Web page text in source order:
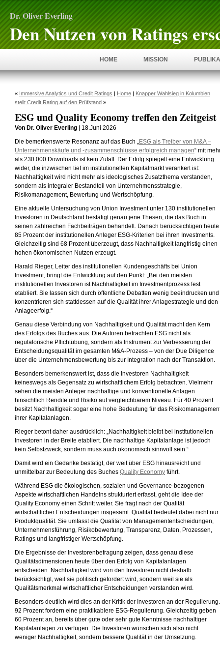
Dr. Oliver Everling
Den Nutzen von Ratings
HOME MISSION
« Immersive Analytics und Credit Ratings | Home | Knapper Wahlsieg in Kolumbien
stellt Credit Rating auf den Prüfstand »
ESG und Quality Economy treffen den Zeitgeist
Von Dr. Oliver Everling | 18.Juni 2026
Die bemerkenswerte Resonanz auf das Buch „
ESG als Treiber von M&A –
Unternehmenskäufe und -zusammenschlüsse erfolgreich managen“ mit
als 230.000 Downloads ist kein Zufall. Der Erfolg spiegelt eine Entwicklung
wider, die inzwischen tief im institutionellen Kapitalmarkt verankert ist:
Nachhaltigkeit wird nicht mehr als ideologisches Zusatzthema verstanden,
sondern als integraler Bestandteil von Unternehmensstrategie,
Risikomanagement, Bewertung und Wertschöpfung.
Eine aktuelle Untersuchung von Union Investment unter 130 institutionellen
Investoren in Deutschland bestätigt genau jene Thesen, die das Buch in
seinen zahlreichen Fachbeiträgen behandelt. Danach berücksichtigen heute
85 Prozent der institutionellen Anleger ESG-Kriterien bei ihren Investments.
Gleichzeitig sind 68 Prozent überzeugt, dass Nachhaltigkeit langfristig einen
hohen ökonomischen Nutzen erzeugt.
Harald Rieger, Leiter des institutionellen Kundengeschäfts bei Union
Investment, bringt die Entwicklung auf den Punkt: „Bei den meisten
institutionellen Investoren ist Nachhaltigkeit im Investmentprozess fest
etabliert. Sie lassen sich durch öffentliche Debatten wenig beeindrucken und
konzentrieren sich stattdessen auf die Qualität ihrer Anlagestrategie und den
Anlageerfolg.“
Genau diese Verbindung von Nachhaltigkeit und Qualität macht den Kern
des Erfolgs des Buches aus. Die Autoren betrachten ESG nicht als
regulatorische Pflichtübung, sondern als Instrument zur Verbesserung der
Entscheidungsqualität im gesamten M&A-Prozess – von der Due Diligence
über die Unternehmensbewertung bis zur Integration nach der Transaktion.
Besonders bemerkenswert ist, dass die Investoren Nachhaltigkeit
keineswegs als Gegensatz zu wirtschaftlichem Erfolg betrachten. Vielmehr
sehen die meisten Anleger nachhaltige und konventionelle Anlagen
hinsichtlich Rendite und Risiko auf vergleichbarem Niveau. Für 40 Prozent
besitzt Nachhaltigkeit sogar eine hohe Bedeutung für das
ihrer Kapitalanlagen.
Rieger betont daher ausdrücklich: „Nachhaltigkeit bleibt bei institutionellen
Investoren in der Breite etabliert. Die nachhaltige Kapitalanlage ist jedoch
kein Selbstzweck, sondern muss auch ökonomisch sinnvoll sein.“
Damit wird ein Gedanke bestätigt, der weit über ESG hinausreicht und
unmittelbar zur Bedeutung des Buches Quality Economy führt.
Während ESG die ökologischen, sozialen und Governance-bezogenen
Aspekte wirtschaftlichen Handelns strukturiert erfasst, geht die Idee der
Quality Economy einen Schritt weiter. Sie fragt nach der Qualität
wirtschaftlicher Entscheidungen insgesamt. Qualität bedeutet dabei nicht nur
Produktqualität. Sie umfasst die Qualität von Managemententscheidungen,
Unternehmensführung, Risikobewertung, Transparenz, Daten, Prozessen,
Ratings und langfristiger Wertschöpfung.
Die Ergebnisse der Investorenbefragung zeigen, dass genau diese
Qualitätsdimensionen heute über den Erfolg von Kapitalanlagen
entscheiden. Nachhaltigkeit wird von den Investoren nicht deshalb
berücksichtigt, weil sie politisch gefordert wird, sondern weil sie als
Qualitätsmerkmal wirtschaftlicher Entscheidungen verstanden wird.
Besonders deutlich wird dies an der Kritik der Investoren an der Regulierung.
92 Prozent fordern eine praktikablere ESG-Regulierung. Gleichzeitig geben
60 Prozent an, bereits über gute oder sehr gute Kenntnisse nachhaltiger
Kapitalanlagen zu verfügen. Die Investoren wünschen sich also nicht
weniger Nachhaltigkeit, sondern bessere Qualität in der Umsetzung.